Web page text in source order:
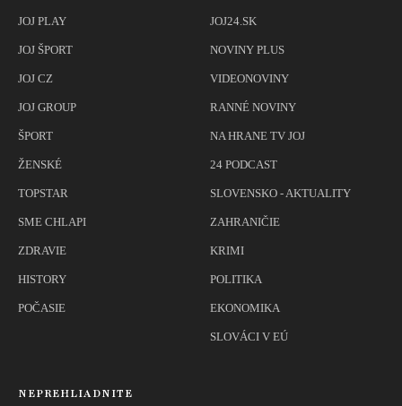
JOJ PLAY
JOJ ŠPORT
JOJ CZ
JOJ GROUP
ŠPORT
ŽENSKÉ
TOPSTAR
SME CHLAPI
ZDRAVIE
HISTORY
POČASIE
JOJ24.SK
NOVINY PLUS
VIDEONOVINY
RANNÉ NOVINY
NA HRANE TV JOJ
24 PODCAST
SLOVENSKO - AKTUALITY
ZAHRANIČIE
KRIMI
POLITIKA
EKONOMIKA
SLOVÁCI V EÚ
NEPREHLIADNITE